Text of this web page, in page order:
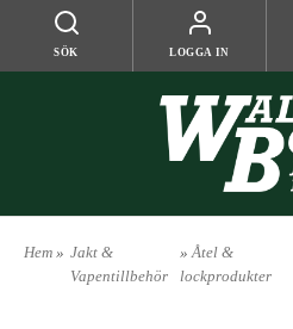
SÖK LOGGA IN
Hem » Jakt &
Vapentillbehör
»Åtel &
lockprodukter